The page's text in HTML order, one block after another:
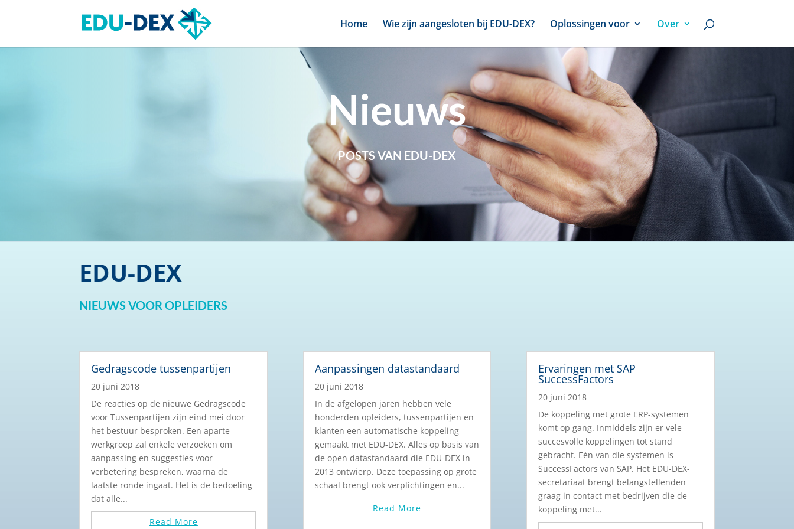
Home Wie zijn aangesloten bij EDU-DEX? Oplossingen voor Over
Nieuws
POSTS VAN EDU-DEX
EDU-DEX
NIEUWS VOOR OPLEIDERS
Gedragscode tussenpartijen
20 juni 2018
De reacties op de nieuwe Gedragscode
voor Tussenpartijen zijn eind mei door
het bestuur besproken. Een aparte
werkgroep zal enkele verzoeken om
aanpassing en suggesties voor
verbetering bespreken, waarna de
laatste ronde ingaat. Het is de bedoeling
dat alle...
Read More
Aanpassingen datastandaard
20 juni 2018
In de afgelopen jaren hebben vele
honderden opleiders, tussenpartijen en
klanten een automatische koppeling
gemaakt met EDU-DEX. Alles op basis van
de open datastandaard die EDU-DEX in
2013 ontwierp. Deze toepassing op grote
schaal brengt ook verplichtingen en...
Read More
Ervaringen met SAP
SuccessFactors
20 juni 2018
De koppeling met grote ERP-systemen
komt op gang. Inmiddels zijn er vele
succesvolle koppelingen tot stand
gebracht. Eén van die systemen is
SuccessFactors van SAP. Het EDU-DEX-
secretariaat brengt belangstellenden
graag in contact met bedrijven die de
koppeling met...